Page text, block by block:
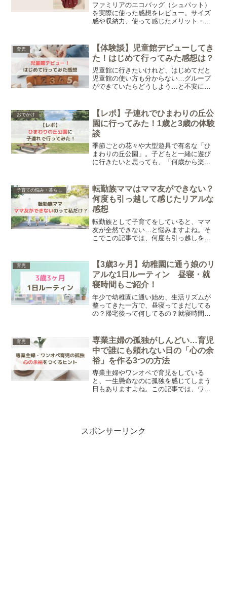
ファミリアのエコバッグ（シュパット）
を実際に使った感想をレビュー。サイズ
感や収納力、使って感じたメリット・デ
てくださいね。
育児
【体験談】児童館デビューしてき
た！はじめて行ってみた感想は？
児童館に行きたいけれど、はじめてだと
児童館の使い方も分からない…グループ
ができていたらどうしよう…と不安に感
ーした時の正直な感想をまとめました。
おでかけ
【レポ】子連れでひまわりの丘公
園に行ってみた！1歳と3歳の体験
談
季節ごとの花々や大型遊具で有名な「ひ
まわりの丘公園」。子どもと一緒に遊び
に行きたいと思っても、「何歳から楽し
ひまわりの丘公園に行きました。同じ公
園でも、年齢や季節によって遊び方や感
じ方が違ったのが印象的です。そこでこ
の記事では、実際の滞在時間年齢別の遊
び方行ってみて感じた正直な感想をまと
めました。
子育ての悩み・暮らし
転勤族ママはママ友ができない？
何度も引っ越して感じたリアルな
感想
転勤族として子育てをしていると、ママ
友が全然できない…と悩みますよね。そ
こでこの記事では、何度も引っ越しを経
か、そして「できなくても大丈夫」と思
えるようになった理由について、実体験
ベースでまとめています。
育児
【3歳3ヶ月】幼稚園に通う娘のリ
アルな1日ルーティン 昼寝・就
寝時間もご紹介！
年少で幼稚園に通い始め、生活リズムが
整ってきた一方で、昼寝ってまだしてる
の？帰宅後って何してるの？就寝時間は
回は、3歳3ヶ月の娘が幼稚園に通う平日
の1日ルーティンをまとめました。
育児
専業主婦の孤独がしんどい…育児
中で誰にも頼れない日の「心の余
裕」を作る3つの方法
専業主婦やワンオペで育児をしている
と、一生懸命なのに孤独を感じてしまう
日もありますよね。この記事では、ワン
スポンサーリンク